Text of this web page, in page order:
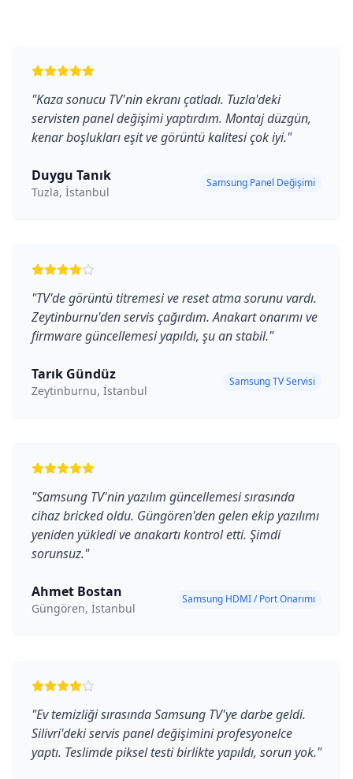
"Kaza sonucu TV'nin ekranı çatladı. Tuzla'deki
servisten panel değişimi yaptırdım. Montaj düzgün,
kenar boşlukları eşit ve görüntü kalitesi çok iyi."
Duygu Tanık
Tuzla, İstanbul
Samsung Panel Değişimi
"TV'de görüntü titremesi ve reset atma sorunu vardı.
Zeytinburnu'den servis çağırdım. Anakart onarımı ve
firmware güncellemesi yapıldı, şu an stabil."
Tarık Gündüz
Zeytinburnu, İstanbul
Samsung TV Servisi
"Samsung TV'nin yazılım güncellemesi sırasında
cihaz bricked oldu. Güngören'den gelen ekip yazılımı
yeniden yükledi ve anakartı kontrol etti. Şimdi
sorunsuz."
Ahmet Bostan
Güngören, İstanbul
Samsung HDMI / Port Onarımı
"Ev temizliği sırasında Samsung TV'ye darbe geldi.
Silivri'deki servis panel değişimini profesyonelce
yaptı. Teslimde piksel testi birlikte yapıldı, sorun yok."